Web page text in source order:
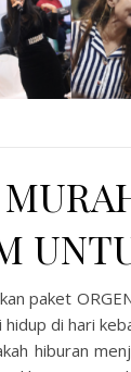
paket
hidup di hari
hiburan